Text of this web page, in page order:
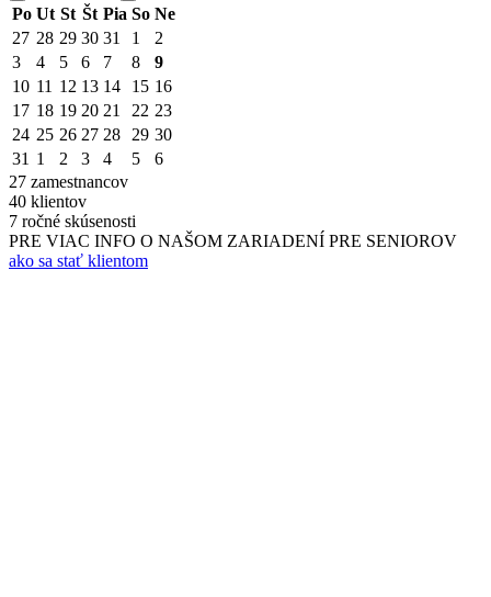
Po Ut St Št Pia So Ne
27 28 29 30 31 1
2
3
4 5 6 7 8
9
10 11 12 13 14 15 16
17 18 19 20 21 22 23
24 25 26 27 28 29 30
31 1 2 3 4 5
6
27 zamestnancov
40 klientov
7 ročné skúsenosti
PRE VIAC INFO O NAŠOM ZARIADENÍ PRE SENIOROV
ako sa stať klientom